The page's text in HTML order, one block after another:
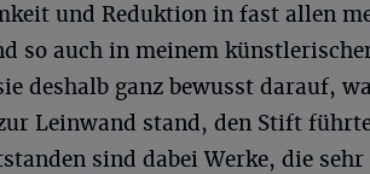
und Reduktion in fast allen
so auch in meinem
deshalb ganz bewusst darauf,
Leinwand stand, den Stift
sind dabei Werke, die